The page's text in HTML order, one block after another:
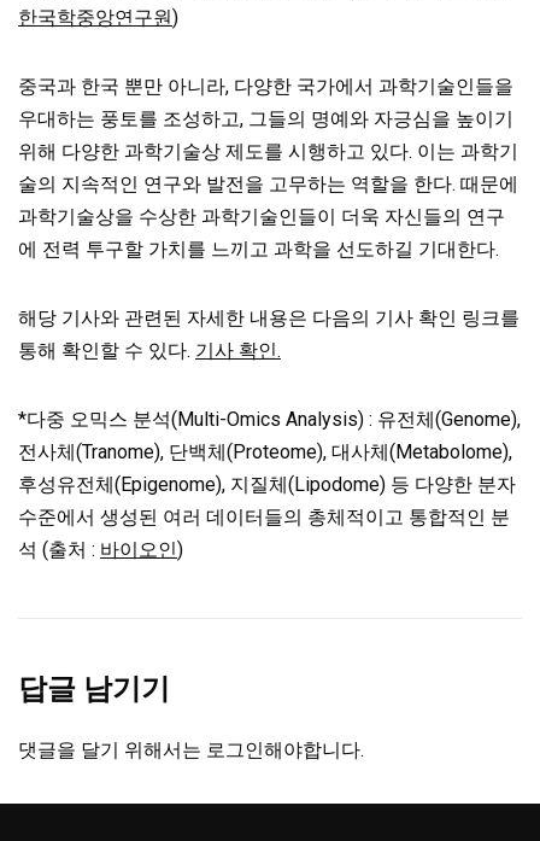
한국학중앙연구원)
중국과 한국 뿐만 아니라, 다양한 국가에서 과학기술인들을
우대하는 풍토를 조성하고, 그들의 명예와 자긍심을 높이기
위해 다양한 과학기술상 제도를 시행하고 있다. 이는 과학기
술의 지속적인 연구와 발전을 고무하는 역할을 한다. 때문에
과학기술상을 수상한 과학기술인들이 더욱 자신들의 연구
에 전력 투구할 가치를 느끼고 과학을 선도하길 기대한다.
해당 기사와 관련된 자세한 내용은 다음의 기사 확인 링크를
통해 확인할 수 있다. 기사 확인.
*다중 오믹스 분석(Multi-Omics Analysis) : 유전체(Genome),
전사체(Tranome), 단백체(Proteome), 대사체(Metabolome),
후성유전체(Epigenome), 지질체(Lipodome) 등 다양한 분자
수준에서 생성된 여러 데이터들의 총체적이고 통합적인 분
석 (출처 : 바이오인)
답글 남기기
댓글을 달기 위해서는 로그인해야합니다.